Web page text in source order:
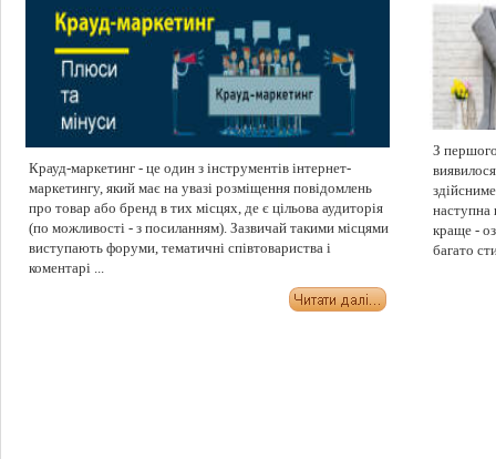
Крауд-маркетинг - це один з інструментів інтернет-
маркетингу, який має на увазі розміщення повідомлень
про товар або бренд в тих місцях, де є цільова аудиторія
(по можливості - з посиланням). Зазвичай такими місцями
виступають форуми, тематичні співтовариства і
коментарі ...
З
наступна
краще -
багато